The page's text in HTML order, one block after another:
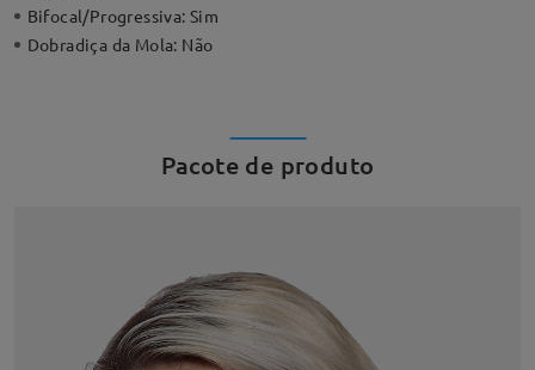
Bifocal/Progressiva:Sim
Dobradiça da Mola: Não
Pacote de produto